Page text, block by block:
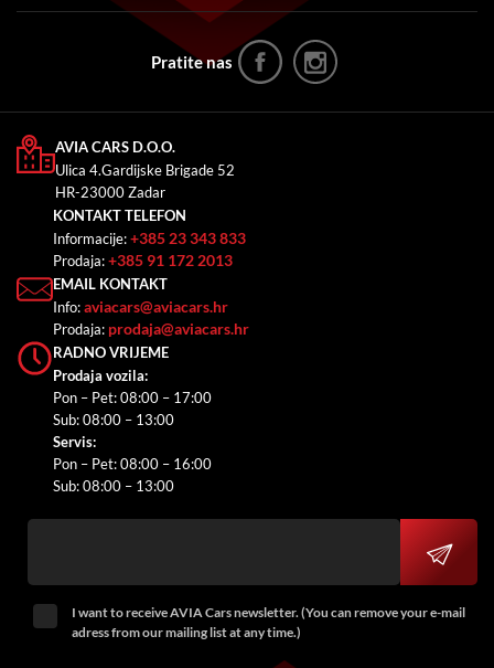
Pratite nas
AVIA CARS D.O.O.
Ulica 4.Gardijske Brigade 52
HR-23000 Zadar
KONTAKT TELEFON
Informacije:+385 23 343 833
Prodaja:+385 91 172 2013
EMAIL KONTAKT
Info:aviacars@aviacars.hr
Prodaja: prodaja@aviacars.hr
RADNO VRIJEME
Prodaja vozila:
Pon – Pet: 08:00 – 17:00
Sub: 08:00 – 13:00
Servis:
Pon – Pet: 08:00 – 16:00
Sub: 08:00 – 13:00
I want to receive AVIA Cars newsletter. (You can remove your e-mail
adress from our mailing list at any time.)